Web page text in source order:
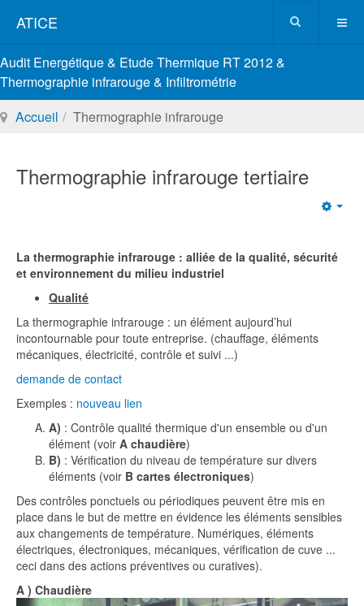
ATICE
Audit Energétique & Etude Thermique RT 2012 &
Thermographie infrarouge & Infiltrométrie
Accueil
Thermographie infrarouge
Thermographie infrarouge tertiaire
La thermographie infrarouge : alliée de la qualité, sécurité
et environnement du milieu industriel
Qualité
La thermographie infrarouge : un élément aujourd’hui
incontournable pour toute entreprise. (chauffage, éléments
mécaniques, électricité, contrôle et suivi ...)
demande de contact
Exemples : nouveau lien
A) : Contrôle qualité thermique d'un ensemble ou d'un
élément (voir A chaudière)
B) : Vérification du niveau de température sur divers
éléments (voir B cartes électroniques)
Des contrôles ponctuels ou périodiques peuvent être mis en
place dans le but de mettre en évidence les éléments sensibles
aux changements de température. Numériques, éléments
électriques, électroniques, mécaniques, vérification de cuve ...
ceci dans des actions préventives ou curatives).
A ) Chaudière